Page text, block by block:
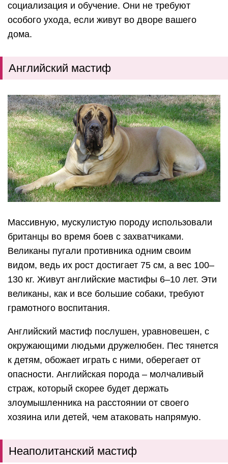
социализация и обучение. Они не требуют
особого ухода, если живут во дворе вашего
дома.
Английский мастиф
Массивную, мускулистую породу использовали
британцы во время боев с захватчиками.
Великаны пугали противника одним своим
видом, ведь их рост достигает 75 см, а вес 100–
130 кг. Живут английские мастифы 6–10 лет. Эти
великаны, как и все большие собаки, требуют
грамотного воспитания.
Английский мастиф послушен, уравновешен, с
окружающими людьми дружелюбен. Пес тянется
к детям, обожает играть с ними, оберегает от
опасности. Английская порода – молчаливый
страж, который скорее будет держать
злоумышленника на расстоянии от своего
хозяина или детей, чем атаковать напрямую.
Неаполитанский мастиф